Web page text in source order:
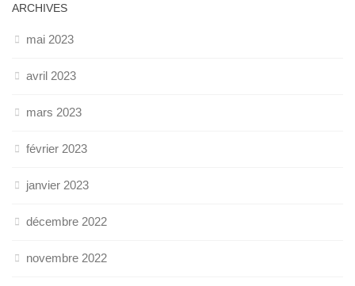
ARCHIVES
mai 2023
avril 2023
mars 2023
février 2023
janvier 2023
décembre 2022
novembre 2022